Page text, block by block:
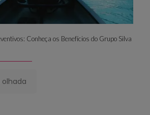
Conheça os Benefícios do Grupo Silva